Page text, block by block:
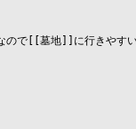
で[[墓地]]に行きやすい